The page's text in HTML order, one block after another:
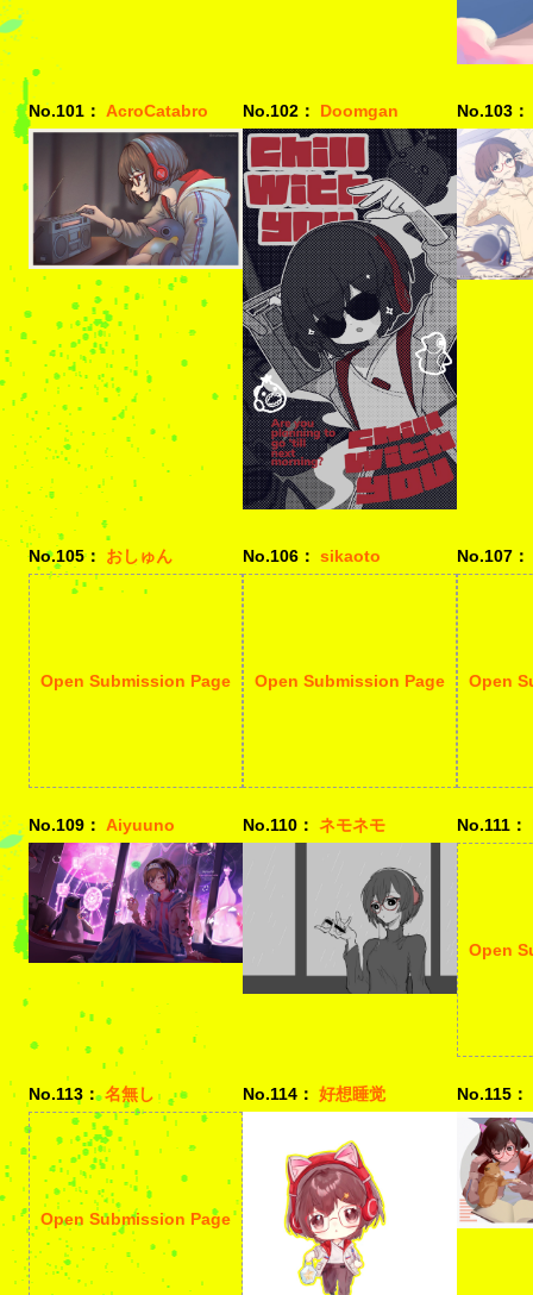
No.101： AcroCatabro No.102： Doomgan No.103：
No.105： おしゅん
Open Submission Page
No.106： sikaoto
Open Submission Page
No.107：
Open
No.109： Aiyuuno No.110： ネモネモ No.111：
Open
No.113： 名無し
Open Submission Page
No.114： 好想睡觉 No.115：